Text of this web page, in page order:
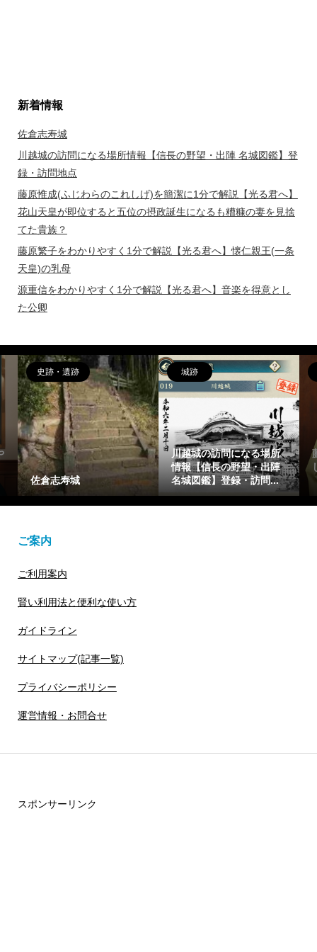
新着情報
佐倉志寿城
川越城の訪問になる場所情報【信長の野望・出陣 名城図鑑】登
録・訪問地点
藤原惟成(ふじわらのこれしげ)を簡潔に1分で解説【光る君へ】
花山天皇が即位すると五位の摂政誕生になるも糟糠の妻を見捨
てた貴族？
藤原繁子をわかりやすく1分で解説【光る君へ】懐仁親王(一条
天皇)の乳母
源重信をわかりやすく1分で解説【光る君へ】音楽を得意とし
た公卿
所
陣
...
偉人
藤原惟成(ふじわらのこれ
しげ)を簡潔に1分で解説
【光る君へ】花山天皇...
女性
藤原繁子をわかりやすく1
分で解説【光る君へ】懐
仁親王(一条天皇)の乳母
ご案内
ご利用案内
賢い利用法と便利な使い方
ガイドライン
サイトマップ(記事一覧)
プライバシーポリシー
運営情報・お問合せ
スポンサーリンク